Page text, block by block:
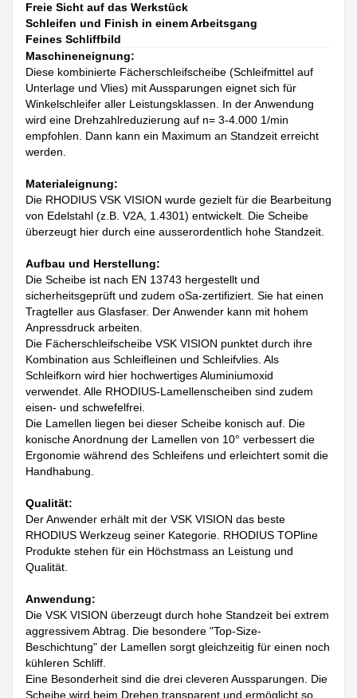
Freie Sicht auf das Werkstück
Schleifen und Finish in einem Arbeitsgang
Feines Schliffbild
Maschineneignung:
Diese kombinierte Fächerschleifscheibe (Schleifmittel auf
Unterlage und Vlies) mit Aussparungen eignet sich für
Winkelschleifer aller Leistungsklassen. In der Anwendung
wird eine Drehzahlreduzierung auf n= 3-4.000 1/min
empfohlen. Dann kann ein Maximum an Standzeit erreicht
werden.
Materialeignung:
Die RHODIUS VSK VISION wurde gezielt für die Bearbeitung
von Edelstahl (z.B. V2A, 1.4301) entwickelt. Die Scheibe
überzeugt hier durch eine ausserordentlich hohe Standzeit.
Aufbau und Herstellung:
Die Scheibe ist nach EN 13743 hergestellt und
sicherheitsgeprüft und zudem oSa-zertifiziert. Sie hat einen
Tragteller aus Glasfaser. Der Anwender kann mit hohem
Anpressdruck arbeiten.
Die Fächerschleifscheibe VSK VISION punktet durch ihre
Kombination aus Schleifleinen und Schleifvlies. Als
Schleifkorn wird hier hochwertiges Aluminiumoxid
verwendet. Alle RHODIUS-Lamellenscheiben sind zudem
eisen- und schwefelfrei.
Die Lamellen liegen bei dieser Scheibe konisch auf. Die
konische Anordnung der Lamellen von 10° verbessert die
Ergonomie während des Schleifens und erleichtert somit die
Handhabung.
Qualität:
Der Anwender erhält mit der VSK VISION das beste
RHODIUS Werkzeug seiner Kategorie. RHODIUS TOPline
Produkte stehen für ein Höchstmass an Leistung und
Qualität.
Anwendung:
Die VSK VISION überzeugt durch hohe Standzeit bei extrem
aggressivem Abtrag. Die besondere "Top-Size-
Beschichtung" der Lamellen sorgt gleichzeitig für einen noch
kühleren Schliff.
Eine Besonderheit sind die drei cleveren Aussparungen. Die
Scheibe wird beim Drehen transparent und ermöglicht so